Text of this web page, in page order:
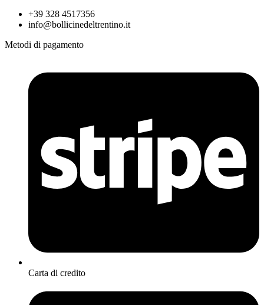
+39 328 4517356
info@bollicinedeltrentino.it
Metodi di pagamento
Carta di credito